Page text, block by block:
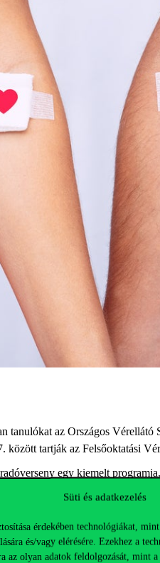
Süti és adatkezelés
érdekében technológiákat,
és/vagy elérésére. Ezekhez a
az olyan adatok feldolgozását, mint
tanulókat az Országos
között tartják az Felsőoktatási
egy kiemelt
saját intézményükben
és hallgatóknak véradási
a résztvevők a nyár számos